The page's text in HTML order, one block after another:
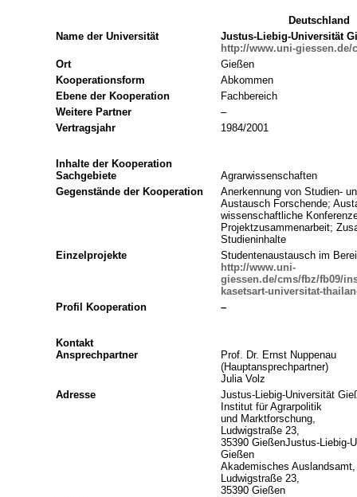
Deutschland
Name der Universität
Justus-Liebig-Universität
http://www.uni-giessen.de/
Ort
Gießen
Kooperationsform
Abkommen
Ebene der Kooperation
Fachbereich
Weitere Partner
–
Vertragsjahr
1984/2001
Inhalte der Kooperation
Sachgebiete
Agrarwissenschaften
Gegenstände der Kooperation
Anerkennung von Studien-
Austausch Forschende;
wissenschaftliche
Projektzusammenarbeit;
Studieninhalte
Einzelprojekte
Studentenaustausch im
http://www.uni-
giessen.de/cms/fbz/fb09/
kasetsart-universitat-
Profil Kooperation
–
Kontakt
Ansprechpartner
Prof. Dr. Ernst Nuppenau
(Hauptansprechpartner)
Julia Volz
Adresse
Justus-Liebig-Universität
Institut für Agrarpolitik
und Marktforschung,
Ludwigstraße 23,
35390 GießenJustus-Liebig-
Gießen
Akademisches Auslandsamt,
Ludwigstraße 23,
35390 Gießen